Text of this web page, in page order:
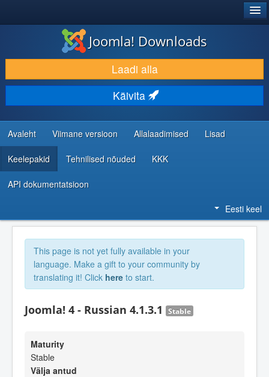
LAADI ALLA JA LAIENDA
AVASTA JA ÕPI
KOGUKOND JA KASUTAJATUGI
RESSURSID ARENDAJATELE
Joomla! Downloads
Laadi alla
Käivita
Avaleht Viimane versioon Allalaadimised Lisad
Keelepakid Tehnilised nõuded KKK
API dokumentatsioon
Eesti keel
This page is not yet fully available in your
language. Make a gift to your community by
translating it! Click here to start.
Joomla! 4 - Russian 4.1.3.1 Stable
Maturity
Stable
Välja antud